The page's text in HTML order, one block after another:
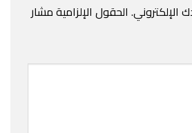
الإلكتروني. الحقول الإلزامية مشار